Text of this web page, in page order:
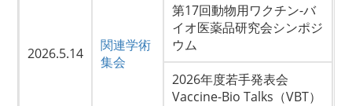
2026.5.14
関連学術
集会
第17回動物用ワクチン-バ
イオ医薬品研究会シンポジ
ウム
2026年度若手発表会
Vaccine-Bio Talks（VBT）